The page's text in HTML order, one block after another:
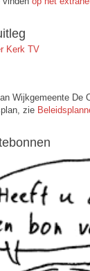
Kerk TV
Wijkgemeente De
zie